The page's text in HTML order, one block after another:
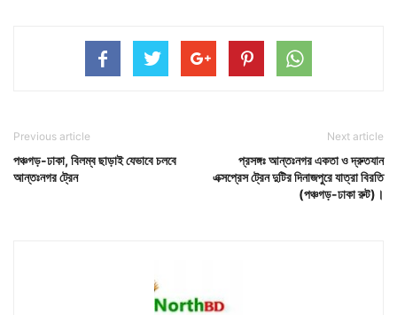
Previous article
পঞ্চগড়-ঢাকা, বিলম্ব ছাড়াই যেভাবে চলবে
আন্তঃনগর ট্রেন
Next article
প্রসঙ্গঃ আন্তঃনগর একতা ও দ্রুতযান
এক্সপ্রেস ট্রেন দুটির দিনাজপুরে যাত্রা বিরতি
(পঞ্চগড়-ঢাকা রুট)।